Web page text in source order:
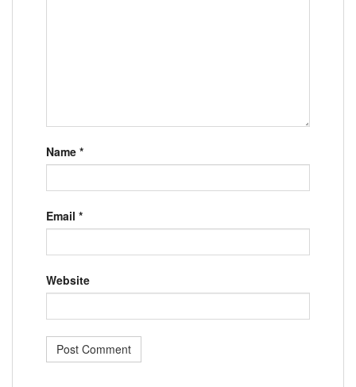
Name *
Email *
Website